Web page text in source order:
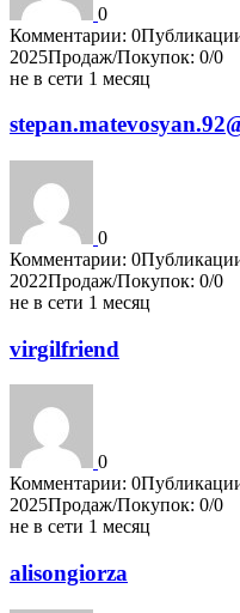
0
Комментарии: 0
2025Продаж/Покупок: 0/0
не в сети 1 месяц
0
Комментарии: 0
2022Продаж/Покупок: 0/0
не в сети 1 месяц
virgilfriend
0
Комментарии: 0
2025Продаж/Покупок: 0/0
не в сети 1 месяц
alisongiorza